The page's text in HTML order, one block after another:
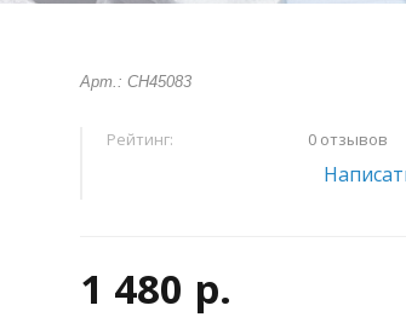
Арт.: CH45083
Рейтинг: 0 отзывов
1 480 р.